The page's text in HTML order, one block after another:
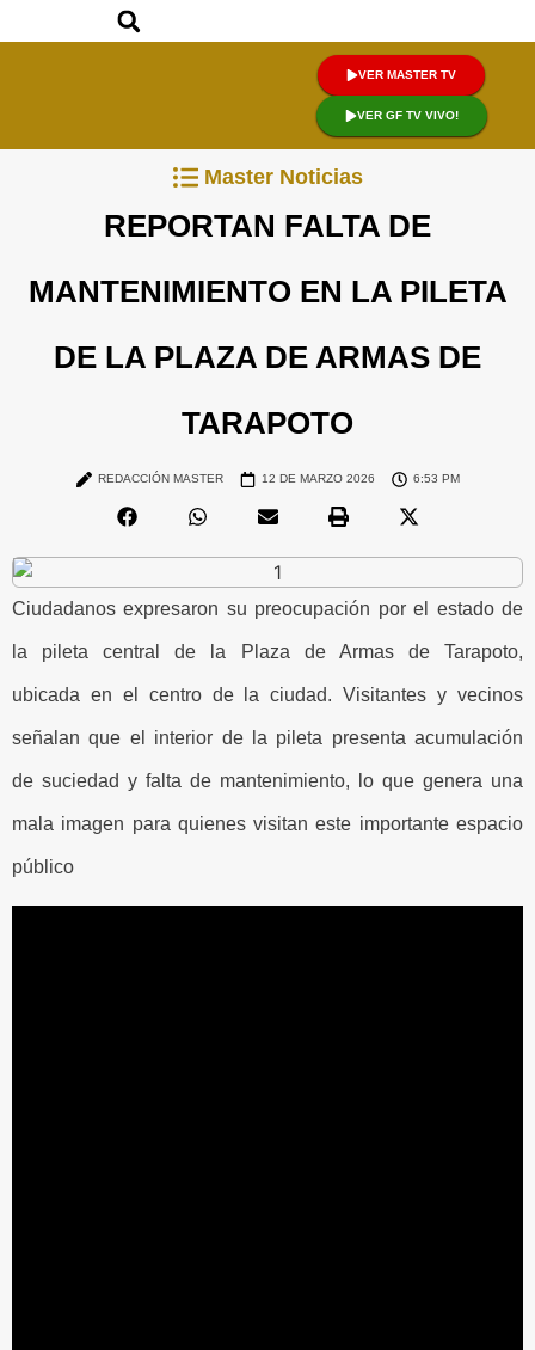
VER MASTER TV
VER GF TV VIVO!
Master Noticias
REPORTAN FALTA DE
MANTENIMIENTO EN LA PILETA
DE LA PLAZA DE ARMAS DE
TARAPOTO
REDACCIÓN MASTER 12 DE MARZO 2026 6:53 PM
Ciudadanos expresaron su preocupación por el estado de
la pileta central de la Plaza de Armas de Tarapoto,
ubicada en el centro de la ciudad. Visitantes y vecinos
señalan que el interior de la pileta presenta acumulación
de suciedad y falta de mantenimiento, lo que genera una
mala imagen para quienes visitan este importante espacio
público